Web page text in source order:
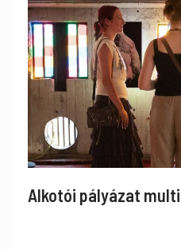
Alkotói pályázat